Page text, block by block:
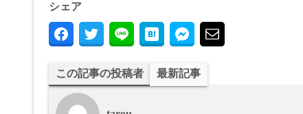
シェア
この記事の投稿者 最新記事